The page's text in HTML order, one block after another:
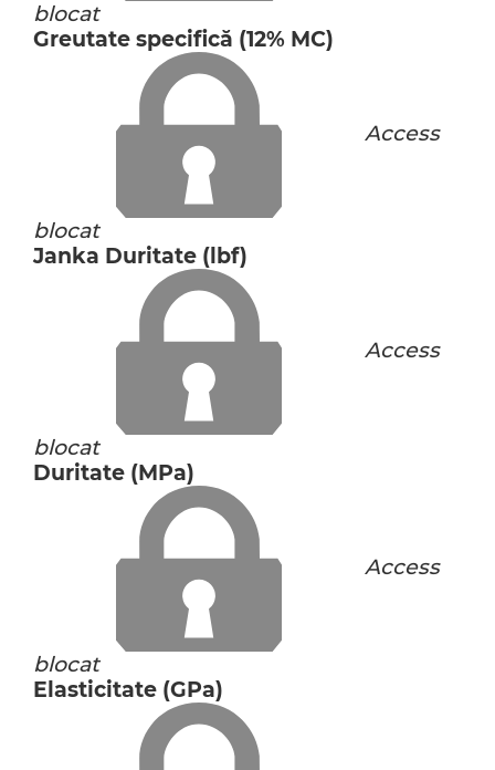
blocat
Greutate specifică (12% MC)
Access
blocat
Janka Duritate (lbf)
Access
blocat
Duritate (MPa)
Access
blocat
Elasticitate (GPa)